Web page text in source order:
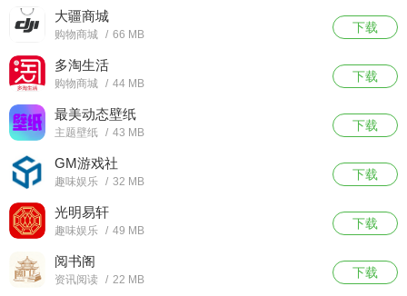
大疆商城
购物商城 / 66 MB 下载
多淘生活
购物商城 / 44 MB 下载
最美动态壁纸
主题壁纸 / 43 MB 下载
GM游戏社
趣味娱乐 / 32 MB 下载
光明易轩
趣味娱乐 / 49 MB 下载
阅书阁
资讯阅读 / 22 MB 下载